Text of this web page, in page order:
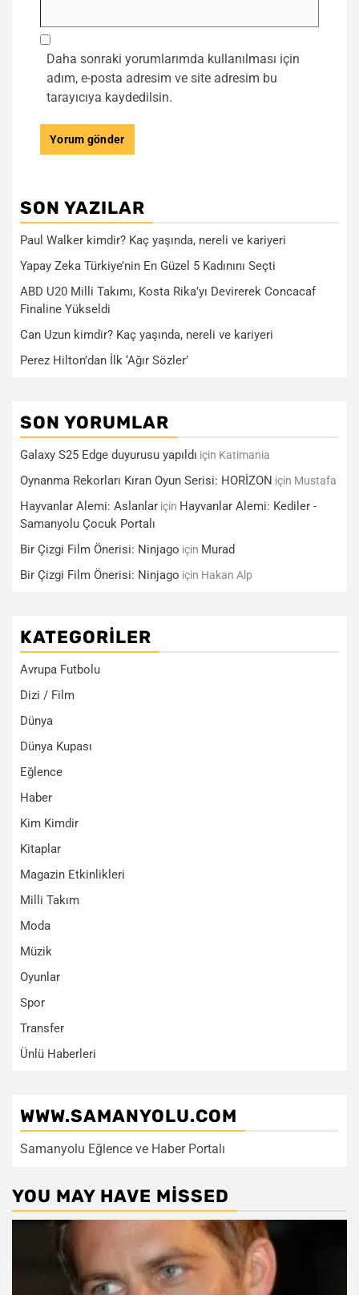
Daha sonraki yorumlarımda kullanılması için
adım, e-posta adresim ve site adresim bu
tarayıcıya kaydedilsin.
SON YAZILAR
Paul Walker kimdir? Kaç yaşında, nereli ve kariyeri
Yapay Zeka Türkiye’nin En Güzel 5 Kadınını Seçti
ABD U20 Milli Takımı, Kosta Rika’yı Devirerek Concacaf
Finaline Yükseldi
Can Uzun kimdir? Kaç yaşında, nereli ve kariyeri
Perez Hilton’dan İlk ‘Ağır Sözler’
SON YORUMLAR
Galaxy S25 Edge duyurusu yapıldı için Katimania
Oynanma Rekorları Kıran Oyun Serisi: HORİZON için Mustafa
Hayvanlar Alemi: Aslanlar için Hayvanlar Alemi: Kediler -
Samanyolu Çocuk Portalı
Bir Çizgi Film Önerisi: Ninjago için Murad
Bir Çizgi Film Önerisi: Ninjago için Hakan Alp
KATEGORILER
Avrupa Futbolu
Dizi / Film
Dünya
Dünya Kupası
Eğlence
Haber
Kim Kimdir
Kitaplar
Magazin Etkinlikleri
Milli Takım
Moda
Müzik
Oyunlar
Spor
Transfer
Ünlü Haberleri
WWW.SAMANYOLU.COM
Samanyolu Eğlence ve Haber Portalı
YOU MAY HAVE MISSED